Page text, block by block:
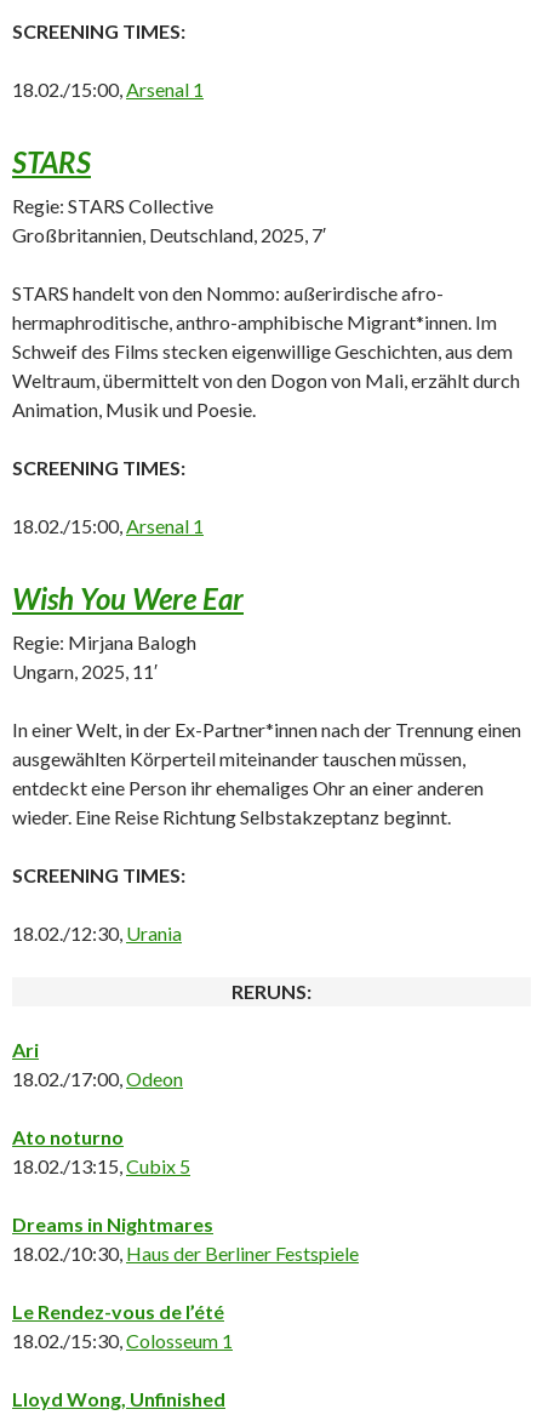
SCREENING TIMES:
18.02./15:00,Arsenal 1
STARS
Regie: STARS Collective
Großbritannien, Deutschland, 2025, 7′
STARS handelt von den Nommo: außerirdische afro-
hermaphroditische, anthro-amphibische Migrant*innen. Im
Schweif des Films stecken eigenwillige Geschichten, aus dem
Weltraum, übermittelt von den Dogon von Mali, erzählt durch
Animation, Musik und Poesie.
SCREENING TIMES:
18.02./15:00,Arsenal 1
Wish You Were Ear
Regie: Mirjana Balogh
Ungarn, 2025, 11′
In einer Welt, in der Ex-Partner*innen nach der Trennung einen
ausgewählten Körperteil miteinander tauschen müssen,
entdeckt eine Person ihr ehemaliges Ohr an einer anderen
wieder. Eine Reise Richtung Selbstakzeptanz beginnt.
SCREENING TIMES:
18.02./12:30, Urania
RERUNS:
Ari
18.02./17:00,Odeon
Ato noturno
18.02./13:15,Cubix 5
Dreams in Nightmares
18.02./10:30, Haus der Berliner Festspiele
Le Rendez-vous de l’été
18.02./15:30,Colosseum 1
Lloyd Wong, Unfinished